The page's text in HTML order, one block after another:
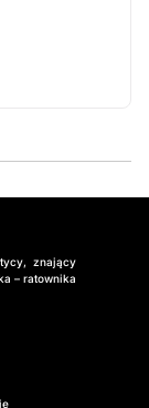
na
znający
– ratownika